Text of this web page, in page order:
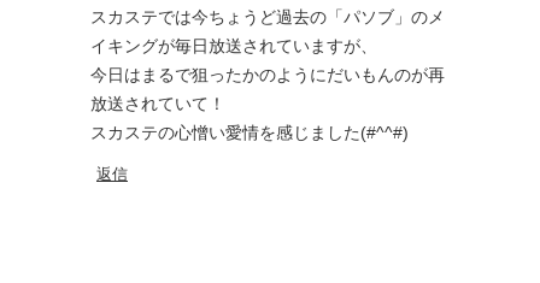
スカステでは今ちょうど過去の「パソブ」のメ
イキングが毎日放送されていますが、
今日はまるで狙ったかのようにだいもんのが再
放送されていて！
スカステの心憎い愛情を感じました(#^^#)
返信